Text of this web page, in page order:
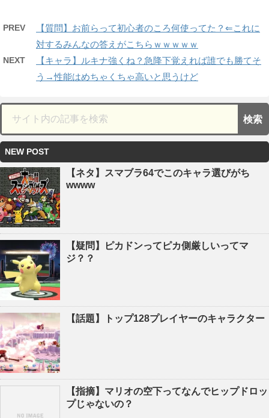
PREV
【質問】お前らって初心者のころ何使ってた？⇐これに
対するみんなの答えがこちらｗｗｗｗｗ
NEXT
【キャラ】ルキナ強くね？急降下覚えれば誰でも勝てそ
う→性能はめちゃくちゃ高いと思うけど
NEW POST
【ネタ】スマブラ64でこのキャラ選びがち
wwww
【疑問】ピカドンってピカ側厳しいってマ
ジ？？
【話題】トップ128プレイヤーのキャラクター
【指摘】マリオの空下ってなんでヒップドロッ
プじゃないの？